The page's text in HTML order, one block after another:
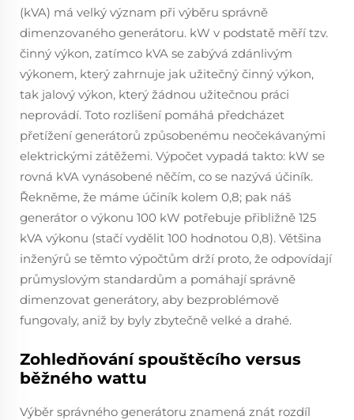
(kVA) má velký význam při výběru správně
dimenzovaného generátoru. kW v podstatě měří tzv.
činný výkon, zatímco kVA se zabývá zdánlivým
výkonem, který zahrnuje jak užitečný činný výkon,
tak jalový výkon, který žádnou užitečnou práci
neprovádí. Toto rozlišení pomáhá předcházet
přetížení generátorů způsobenému neočekávanými
elektrickými zátěžemi. Výpočet vypadá takto: kW se
rovná kVA vynásobené něčím, co se nazývá účiník.
Řekněme, že máme účiník kolem 0,8; pak náš
generátor o výkonu 100 kW potřebuje přibližně 125
kVA výkonu (stačí vydělit 100 hodnotou 0,8). Většina
inženýrů se těmto výpočtům drží proto, že odpovídají
průmyslovým standardům a pomáhají správně
dimenzovat generátory, aby bezproblémově
fungovaly, aniž by byly zbytečně velké a drahé.
Zohledňování spouštěcího versus
běžného wattu
Výběr správného generátoru znamená znát rozdíl